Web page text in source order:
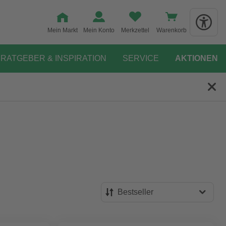
Mein Markt Mein Konto Merkzettel Warenkorb
RATGEBER & INSPIRATION SERVICE AKTIONEN
Bestseller